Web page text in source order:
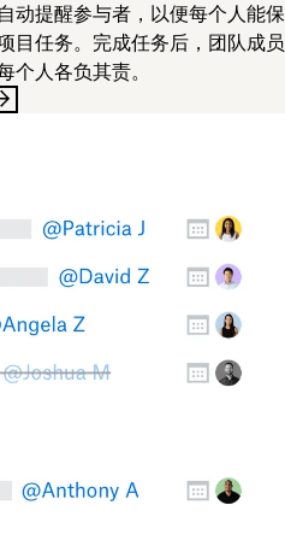
动提醒参与者，以便每个人能保
目任务。完成任务后，团队成员
个人各负其责。